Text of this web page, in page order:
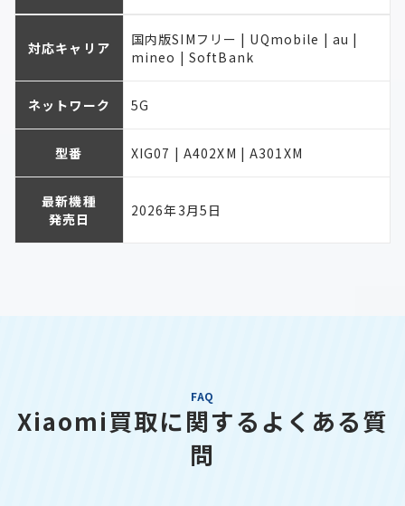
対応キャリア
国内版SIMフリー | UQmobile | au |
mineo | SoftBank
ネットワーク 5G
型番 XIG07 | A402XM | A301XM
最新機種
発売日
2026年3月5日
FAQ
Xiaomi買取に関するよくある質
問